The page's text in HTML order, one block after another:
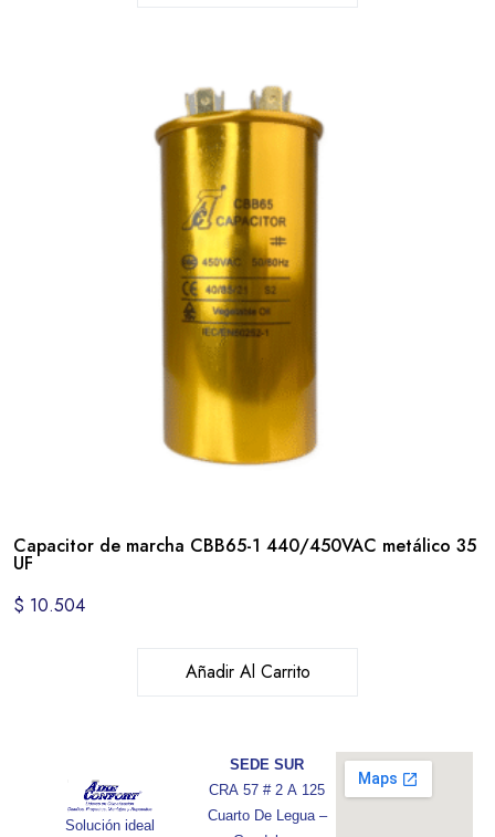
Capacitor de marcha CBB65-1 440/450VAC metálico 35
UF
$ 10.504
Añadir Al Carrito
Solución ideal
SEDE SUR
CRA 57 # 2 A 125
Cuarto De Legua –